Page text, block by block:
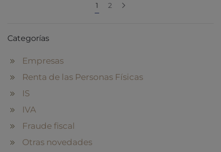
1 2
Categorías
Empresas
Renta de las Personas Físicas
IS
IVA
Fraude fiscal
Otras novedades